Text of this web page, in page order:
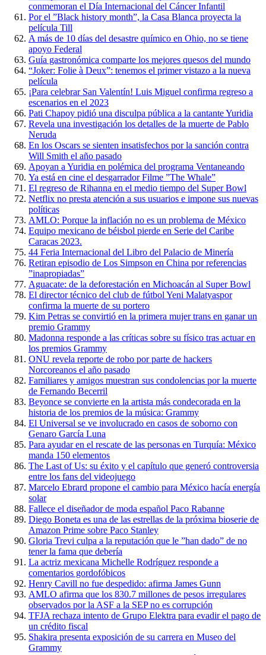
conmemoran el Día Internacional del Cáncer Infantil
Por el ”Black history month”, la Casa Blanca proyecta la
película Till
A más de 10 días del desastre químico en Ohio, no se tiene
apoyo Federal
Guía gastronómica comparte los mejores quesos del mundo
“Joker: Folie à Deux”: tenemos el primer vistazo a la nueva
película
¡Para celebrar San Valentín! Luis Miguel confirma regreso a
escenarios en el 2023
Pati Chapoy pidió una disculpa pública a la cantante Yuridia
Revela una investigación los detalles de la muerte de Pablo
Neruda
En los Oscars se sienten insatisfechos por la sanción contra
Will Smith el año pasado
Apoyan a Yuridia en polémica del programa Ventaneando
Ya está en cine el desgarrador Filme ”The Whale”
El regreso de Rihanna en el medio tiempo del Super Bowl
Netflix no presta atención a sus usuarios e impone sus nuevas
políticas
AMLO: Porque la inflación no es un problema de México
Equipo mexicano de béisbol pierde en Serie del Caribe
Caracas 2023.
44 Feria Internacional del Libro del Palacio de Minería
Retiran episodio de Los Simpson en China por referencias
”inapropiadas”
Aguacate: de la deforestación en Michoacán al Super Bowl
El director técnico del club de fútbol Yeni Malatyaspor
confirma la muerte de su portero
Kim Petras se convirtió en la primera mujer trans en ganar un
premio Grammy
Madonna responde a las críticas sobre su físico tras actuar en
los premios Grammy
ONU revela reporte de robo por parte de hackers
Norcoreanos el año pasado
Familiares y amigos muestran sus condolencias por la muerte
de Fernando Becerril
Beyonce se convierte en la artista más condecorada en la
historia de los premios de la música: Grammy
El Universal se ve involucrado en casos de soborno con
Genaro García Luna
Para ayudar en el rescate de las personas en Turquía: México
manda 150 elementos
The Last of Us: su éxito y el capítulo que generó controversia
entre los fans del videojuego
Marcelo Ebrard propone el cambio para México hacía energía
solar
Fallece el diseñador de moda español Paco Rabanne
Diego Boneta es una de las estrellas de la próxima bioserie de
Amazon Prime sobre Paco Stanley
Gloria Trevi culpa a la reputación que le ”han dado” de no
tener la fama que debería
La actriz mexicana Michelle Rodríguez responde a
comentarios gordofóbicos
Henry Cavill no fue despedido: afirma James Gunn
AMLO afirma que los 830.7 millones de pesos irregulares
observados por la ASF a la SEP no es corrupción
TFJA rechaza intento de Grupo Elektra para evadir el pago de
un crédito fiscal
Shakira presenta exposición de su carrera en Museo del
Grammy